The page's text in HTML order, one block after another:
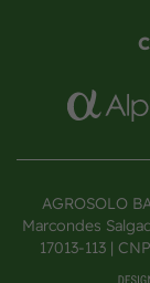
AGROSOLO
Marcondes
17013-113 |